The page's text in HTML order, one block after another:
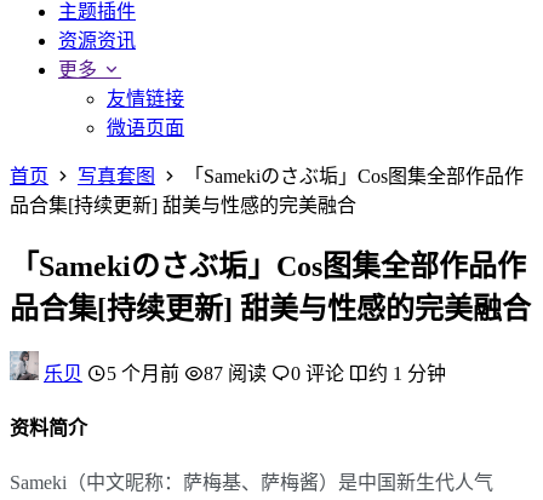
主题插件
资源资讯
更多
友情链接
微语页面
首页 写真套图
「Samekiのさぶ垢」Cos图集全部作品作
品合集[持续更新] 甜美与性感的完美融合
「Samekiのさぶ垢」Cos图集全部作品作
品合集[持续更新] 甜美与性感的完美融合
乐贝 5 个月前 87 阅读 0 评论 约 1 分钟
资料简介
Sameki（中文昵称：萨梅基、萨梅酱）是中国新生代人气